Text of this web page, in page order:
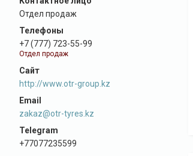
Отдел продаж
+7 (777) 723-55-99
Отдел продаж
http://www.otr-group.kz
zakaz@otr-tyres.kz
+77077235599